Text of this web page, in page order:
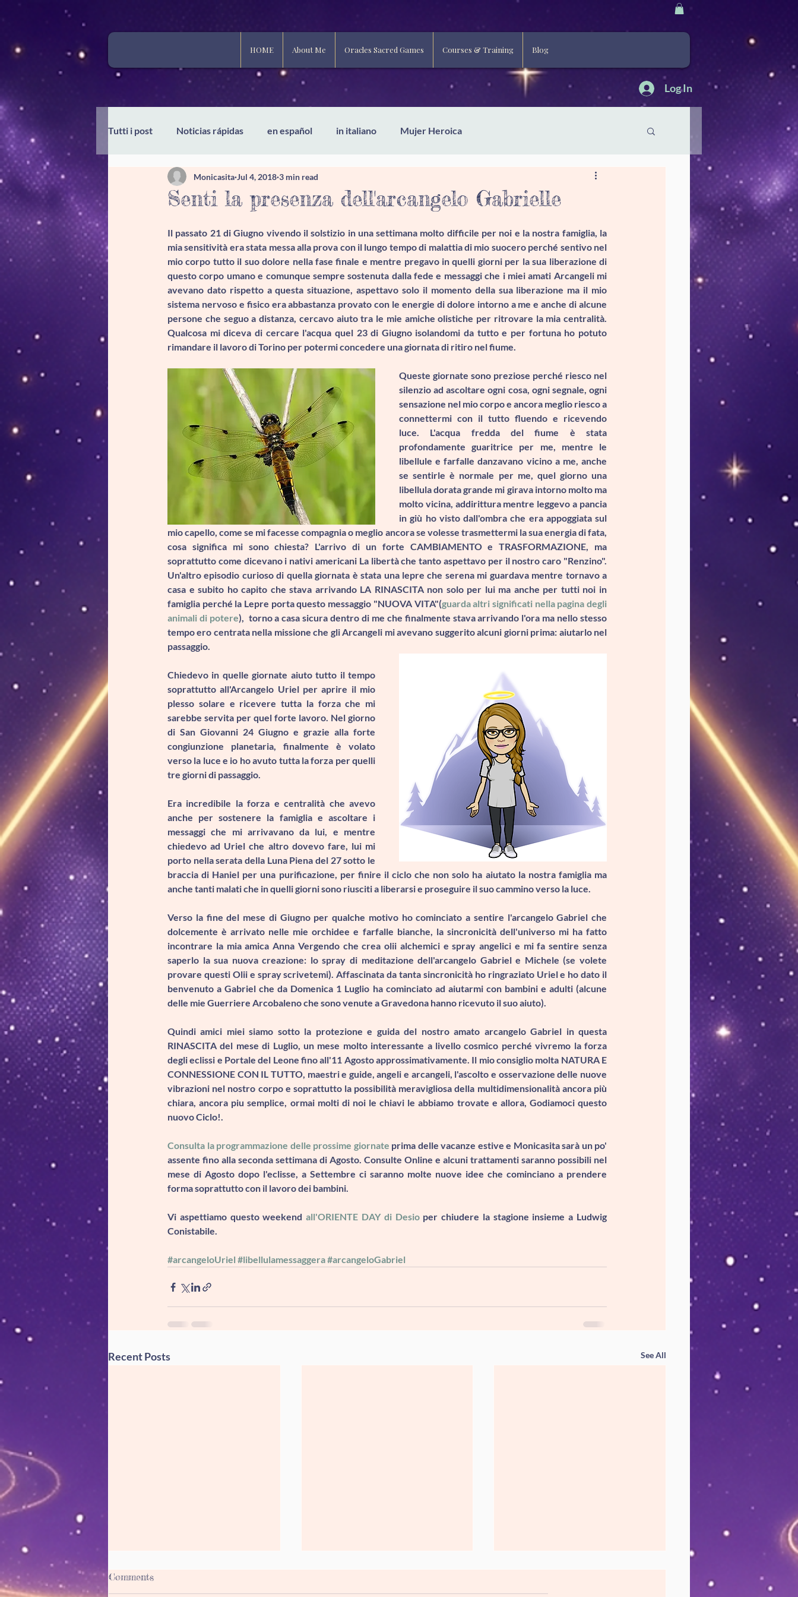
HOME About Me Oracles Sacred Games Courses & Training Blog
Log In
Tutti i post Noticias rápidas en español in italiano Mujer Heroica
Senti la presenza dell'arcangelo Gabrielle
Monicasita Jul 4, 2018 3 min read
Il passato 21 di Giugno vivendo il solstizio in una settimana molto difficile per noi e la nostra famiglia, la
mia sensitività era stata messa alla prova con il lungo tempo di malattia di mio suocero perché sentivo nel
mio corpo tutto il suo dolore nella fase finale e mentre pregavo in quelli giorni per la sua liberazione di
questo corpo umano e comunque sempre sostenuta dalla fede e messaggi che i miei amati Arcangeli mi
avevano dato rispetto a questa situazione, aspettavo solo il momento della sua liberazione ma il mio
sistema nervoso e fisico era abbastanza provato con le energie di dolore intorno a me e anche di alcune
persone che seguo a distanza, cercavo aiuto tra le mie amiche olistiche per ritrovare la mia centralità.
Qualcosa mi diceva di cercare l'acqua quel 23 di Giugno isolandomi da tutto e per fortuna ho potuto
rimandare il lavoro di Torino per potermi concedere una giornata di ritiro nel fiume.
Queste giornate sono preziose perché riesco nel
silenzio ad ascoltare ogni cosa, ogni segnale, ogni
sensazione nel mio corpo e ancora meglio riesco a
connettermi con il tutto fluendo e ricevendo
luce. L'acqua fredda del fiume è stata
profondamente guaritrice per me, mentre le
libellule e farfalle danzavano vicino a me, anche
libellula dorata grande mi girava intorno molto ma
molto vicina, addirittura mentre leggevo a pancia
in giù ho visto dall'ombra che era appoggiata sul
mio capello, come se mi facesse compagnia o meglio ancora se volesse trasmettermi la sua energia di fata,
cosa significa mi sono chiesta? L'arrivo di un forte CAMBIAMENTO e TRASFORMAZIONE, ma
soprattutto come dicevano i nativi americani La libertà che tanto aspettavo per il nostro caro "Renzino".
Un'altro episodio curioso di quella giornata è stata una lepre che serena mi guardava mentre tornavo a
casa e subito ho capito che stava arrivando LA RINASCITA non solo per lui ma anche per tutti noi in
famiglia perché la Lepre porta questo messaggio "NUOVA VITA"(guarda altri significati nella pagina degli
animali di potere),  torno a casa sicura dentro di me che finalmente stava arrivando l'ora ma nello stesso
tempo ero centrata nella missione che gli Arcangeli mi avevano suggerito alcuni giorni prima: aiutarlo nel
passaggio.
Chiedevo in quelle giornate aiuto tutto il tempo
soprattutto all'Arcangelo Uriel per aprire il mio
plesso solare e ricevere tutta la forza che mi
sarebbe servita per quel forte lavoro. Nel giorno
di San Giovanni 24 Giugno e grazie alla forte
congiunzione planetaria, finalmente è volato
verso la luce e io ho avuto tutta la forza per quelli
tre giorni di passaggio.
Era incredibile la forza e centralità che avevo
anche per sostenere la famiglia e ascoltare i
messaggi che mi arrivavano da lui, e mentre
chiedevo ad Uriel che altro dovevo fare, lui mi
porto nella serata della Luna Piena del 27 sotto le
braccia di Haniel per una purificazione, per finire il ciclo che non solo ha aiutato la nostra famiglia ma
anche tanti malati che in quelli giorni sono riusciti a liberarsi e proseguire il suo cammino verso la luce.
Verso la fine del mese di Giugno per qualche motivo ho cominciato a sentire l'arcangelo Gabriel che
dolcemente è arrivato nelle mie orchidee e farfalle bianche, la sincronicità dell'universo mi ha fatto
incontrare la mia amica Anna Vergendo che crea olii alchemici e spray angelici e mi fa sentire senza
saperlo la sua nuova creazione: lo spray di meditazione dell'arcangelo Gabriel e Michele (se volete
provare questi Olii e spray scrivetemi). Affascinata da tanta sincronicità ho ringraziato Uriel e ho dato il
benvenuto a Gabriel che da Domenica 1 Luglio ha cominciato ad aiutarmi con bambini e adulti (alcune
delle mie Guerriere Arcobaleno che sono venute a Gravedona hanno ricevuto il suo aiuto).
Quindi amici miei siamo sotto la protezione e guida del nostro amato arcangelo Gabriel in questa
RINASCITA del mese di Luglio, un mese molto interessante a livello cosmico perché vivremo la forza
degli eclissi e Portale del Leone fino all'11 Agosto approssimativamente. Il mio consiglio molta NATURA E
CONNESSIONE CON IL TUTTO, maestri e guide, angeli e arcangeli, l'ascolto e osservazione delle nuove
vibrazioni nel nostro corpo e soprattutto la possibilità meravigliosa della multidimensionalità ancora più
chiara, ancora piu semplice, ormai molti di noi le chiavi le abbiamo trovate e allora, Godiamoci questo
nuovo Ciclo!.
Consulta la programmazione delle prossime giornate prima delle vacanze estive e Monicasita sarà un po'
assente fino alla seconda settimana di Agosto. Consulte Online e alcuni trattamenti saranno possibili nel
mese di Agosto dopo l'eclisse, a Settembre ci saranno molte nuove idee che cominciano a prendere
forma soprattutto con il lavoro dei bambini.
Vi aspettiamo questo weekend all'ORIENTE DAY di Desio per chiudere la stagione insieme a Ludwig
Conistabile.
#arcangeloUriel #libellulamessaggera#arcangeloGabriel
Recent Posts See All
Comments